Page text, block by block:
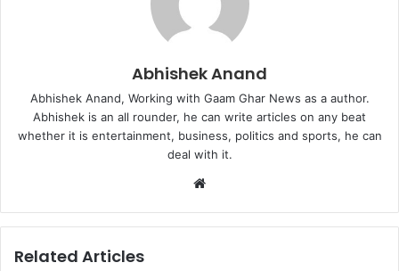
Abhishek Anand
Abhishek Anand, Working with Gaam Ghar News as a author.
Abhishek is an all rounder, he can write articles on any beat
whether it is entertainment, business, politics and sports, he can
deal with it.
Website
Related Articles